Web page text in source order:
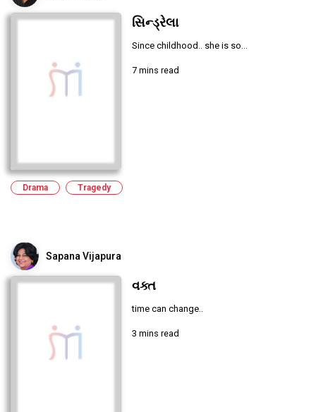
સિન્ડ્રેલા
Since childhood.. she is so...
7 mins read
Drama Tragedy
Sapana Vijapura
વક્ત
time can change..
3 mins read